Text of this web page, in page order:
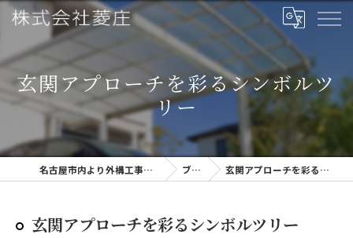
玄関アプローチを彩るシンボルツ
リー
名古屋市内より外構工事・株式会社菱庄 ブログ 玄関アプローチを彩るシンボルツリー
玄関アプローチを彩るシンボルツリー